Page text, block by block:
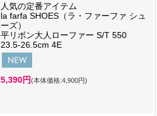
人気の定番アイテム
la farfa SHOES（ラ・ファーファ シュ
ーズ）
平リボン大人ローファー S/T 550
23.5-26.5cm 4E
5,390円(本体価格:4,900円)